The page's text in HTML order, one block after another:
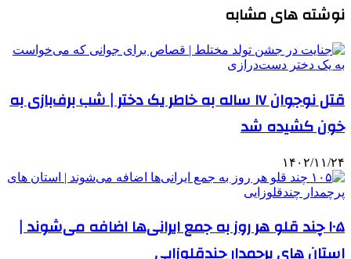
نوشته های مشابه
قتل نوجوان ۱۷ ساله به خاطر یک دختر | شب برف‌بازی به
خون کشیده شد
۱۴۰۲/۱۱/۲۴
۱۰۵ چند قلو هر روز به جمع ایرانی‌ها اضافه می‌شوند |